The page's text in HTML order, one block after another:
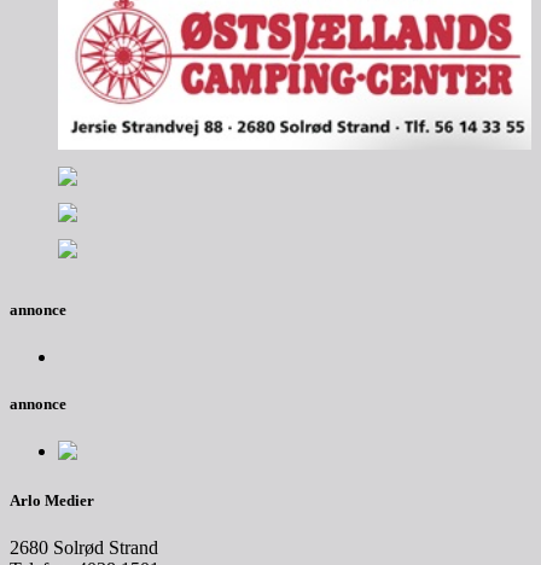
annonce
annonce
Arlo Medier
2680 Solrød Strand